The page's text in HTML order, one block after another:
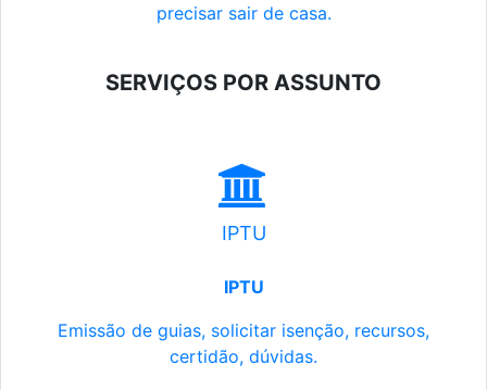
precisar sair de casa.
SERVIÇOS POR ASSUNTO
IPTU
IPTU
Emissão de guias, solicitar isenção, recursos,
certidão, dúvidas.